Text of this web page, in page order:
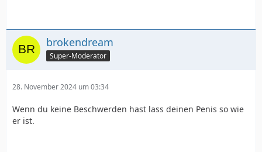
brokendream
Super-Moderator
28. November 2024 um 03:34
Wenn du keine Beschwerden hast lass deinen Penis so wie
er ist.